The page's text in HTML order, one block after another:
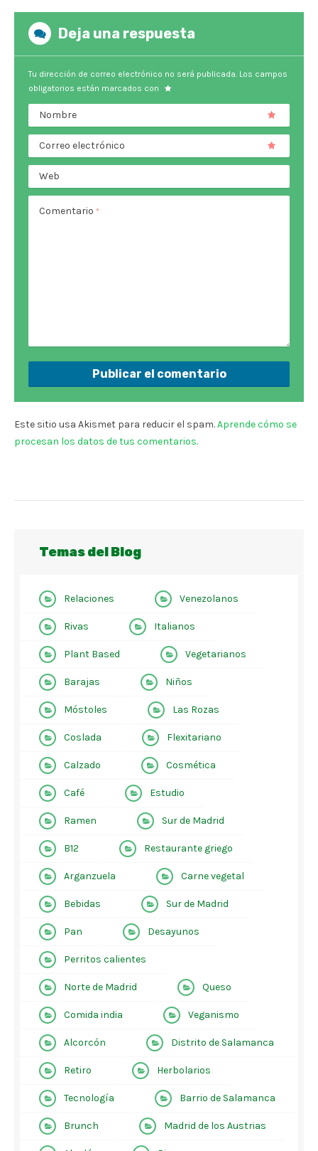
Deja una respuesta
Tu dirección de correo electrónico no será publicada. Los campos
obligatorios están marcados con
Nombre
Correo electrónico
Web
Comentario *
Este sitio usa Akismet para reducir el spam.Aprende cómo se
procesan los datos de tus comentarios.
Temas del Blog
Relaciones Venezolanos
Rivas Italianos
Plant Based Vegetarianos
Barajas Niños
Móstoles Las Rozas
Coslada Flexitariano
Calzado Cosmética
Café Estudio
Ramen Sur de Madrid
B12 Restaurante griego
Arganzuela Carne vegetal
Bebidas Sur de Madrid
Pan Desayunos
Perritos calientes
Norte de Madrid Queso
Comida india Veganismo
Alcorcón Distrito de Salamanca
Retiro Herbolarios
Tecnología Barrio de Salamanca
Brunch Madrid de los Austrias